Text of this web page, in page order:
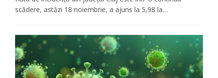
scădere, astăzi 18 noiembrie, a ajuns la 5,98 la…